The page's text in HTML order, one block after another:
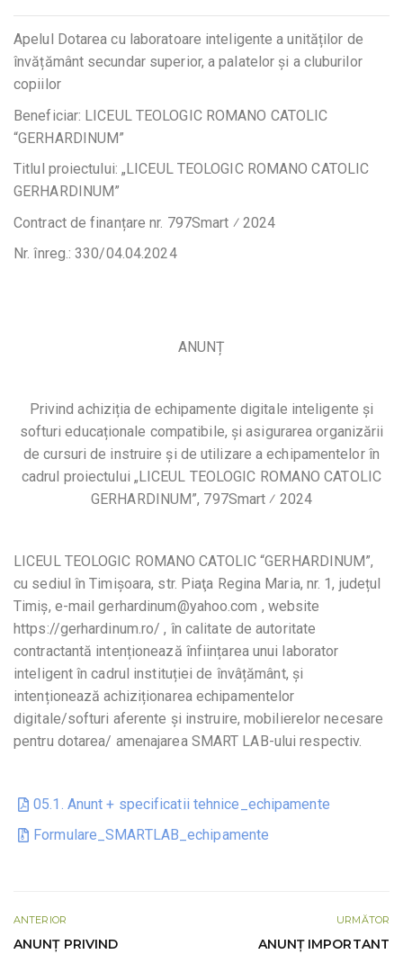
Apelul Dotarea cu laboratoare inteligente a unităților de
învățământ secundar superior, a palatelor și a cluburilor
copiilor
Beneficiar: LICEUL TEOLOGIC ROMANO CATOLIC
“GERHARDINUM”
Titlul proiectului: „LICEUL TEOLOGIC ROMANO CATOLIC
GERHARDINUM”
Contract de finanțare nr. 797Smart ⁄ 2024
Nr. înreg.: 330/04.04.2024
ANUNȚ
Privind achiziția de echipamente digitale inteligente și
softuri educaționale compatibile, și asigurarea organizării
de cursuri de instruire și de utilizare a echipamentelor în
cadrul proiectului „LICEUL TEOLOGIC ROMANO CATOLIC
GERHARDINUM”, 797Smart ⁄ 2024
LICEUL TEOLOGIC ROMANO CATOLIC “GERHARDINUM”,
cu sediul în Timişoara, str. Piaţa Regina Maria, nr. 1, județul
Timiş, e-mail gerhardinum@yahoo.com , website
https://gerhardinum.ro/ , în calitate de autoritate
contractantă intenționează înființarea unui laborator
inteligent în cadrul instituției de învâțământ, și
intenționează achiziționarea echipamentelor
digitale/softuri aferente și instruire, mobilierelor necesare
pentru dotarea/ amenajarea SMART LAB-ului respectiv.
05.1. Anunt + specificatii tehnice_echipamente
Formulare_SMARTLAB_echipamente
ANTERIOR
ANUNȚ PRIVIND
URMĂTOR
ANUNŢ IMPORTANT